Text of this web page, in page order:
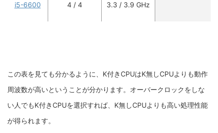
i5-6600 4 / 4 3.3 / 3.9 GHz
この表を見ても分かるように、K付きCPUはK無しCPUよりも動作
周波数が高いということが分かります。オーバークロックをしな
い人でもK付きCPUを選択すれば、K無しCPUよりも高い処理性能
が得られます。